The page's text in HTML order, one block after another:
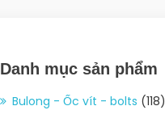
Danh mục sản phẩm
Bulong - Ốc vít - bolts (118)